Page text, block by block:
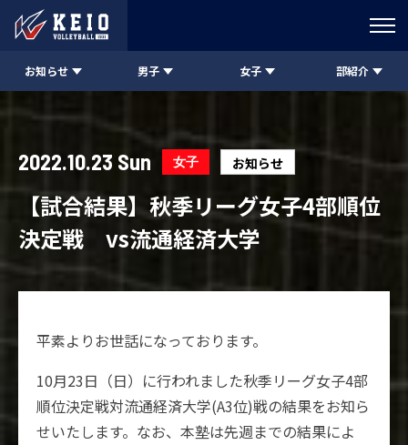
お知らせ 男子 女子 部紹介
2022.10.23 Sun 女子 お知らせ
【試合結果】秋季リーグ女子4部順位
決定戦 vs流通経済大学
平素よりお世話になっております。
10月23日（日）に行われました秋季リーグ女子4部
順位決定戦対流通経済大学(A3位)戦の結果をお知ら
せいたします。なお、本塾は先週までの結果によ